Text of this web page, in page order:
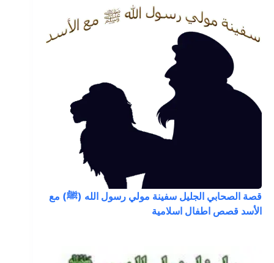
قصة الصحابي الجليل سفينة مولي رسول الله (ﷺ) مع
الأسد قصص اطفال اسلامية